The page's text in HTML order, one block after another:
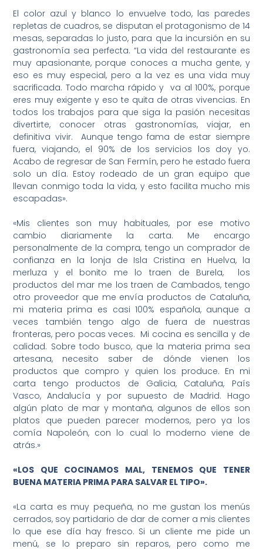
El color azul y blanco lo envuelve todo, las paredes
repletas de cuadros, se disputan el protagonismo de 14
mesas, separadas lo justo, para que la incursión en su
gastronomía sea perfecta. “La vida del restaurante es
muy apasionante, porque conoces a mucha gente, y
eso es muy especial, pero a la vez es una vida muy
sacrificada. Todo marcha rápido y va al 100%, porque
eres muy exigente y eso te quita de otras vivencias. En
todos los trabajos para que siga la pasión necesitas
divertirte, conocer otras gastronomías, viajar, en
definitiva vivir. Aunque tengo fama de estar siempre
fuera, viajando, el 90% de los servicios los doy yo.
Acabo de regresar de San Fermín, pero he estado fuera
solo un día. Estoy rodeado de un gran equipo que
llevan conmigo toda la vida, y esto facilita mucho mis
escapadas».
«Mis clientes son muy habituales, por ese motivo
cambio diariamente la carta. Me encargo
personalmente de la compra, tengo un comprador de
confianza en la lonja de Isla Cristina en Huelva, la
merluza y el bonito me lo traen de Burela, los
productos del mar me los traen de Cambados, tengo
otro proveedor que me envía productos de Cataluña,
mi materia prima es casi 100% española, aunque a
veces también tengo algo de fuera de nuestras
fronteras, pero pocas veces. Mi cocina es sencilla y de
calidad. Sobre todo busco, que la materia prima sea
artesana, necesito saber de dónde vienen los
productos que compro y quien los produce. En mi
carta tengo productos de Galicia, Cataluña, País
Vasco, Andalucía y por supuesto de Madrid. Hago
algún plato de mar y montaña, algunos de ellos son
platos que pueden parecer modernos, pero ya los
comía Napoleón, con lo cual lo moderno viene de
atrás.»
«LOS QUE COCINAMOS MAL, TENEMOS QUE TENER
BUENA MATERIA PRIMA PARA SALVAR EL TIPO».
«La carta es muy pequeña, no me gustan los menús
cerrados, soy partidario de dar de comer a mis clientes
lo que ese día hay fresco. Si un cliente me pide un
menú, se lo preparo sin reparos, pero como me